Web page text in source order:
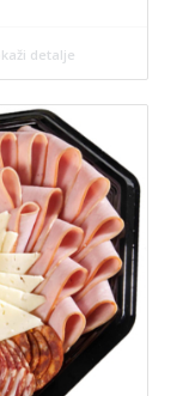
detalje